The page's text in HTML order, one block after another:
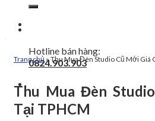
Hotline bán hàng:
0824.903.903
Trang chủ »Thu Mua Đèn Studio Cũ Mới Giá
Thu Mua Đèn
Tại TPHCM